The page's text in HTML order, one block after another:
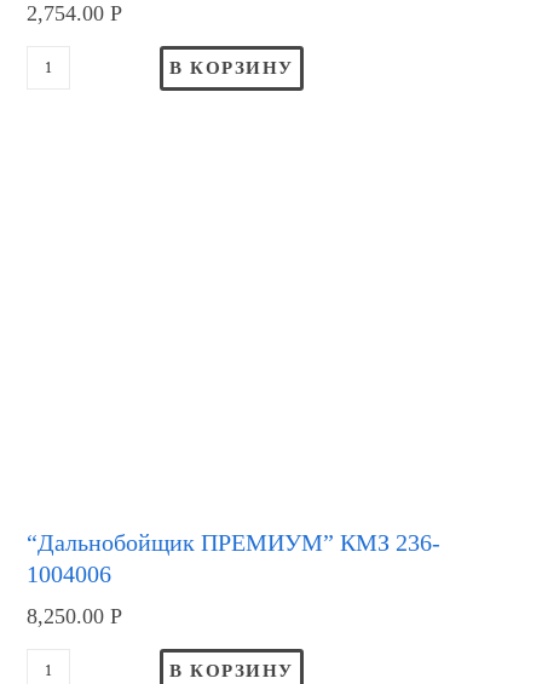
2,754.00Р
В КОРЗИНУ
“Дальнобойщик ПРЕМИУМ” КМЗ 236-
1004006
8,250.00Р
В КОРЗИНУ